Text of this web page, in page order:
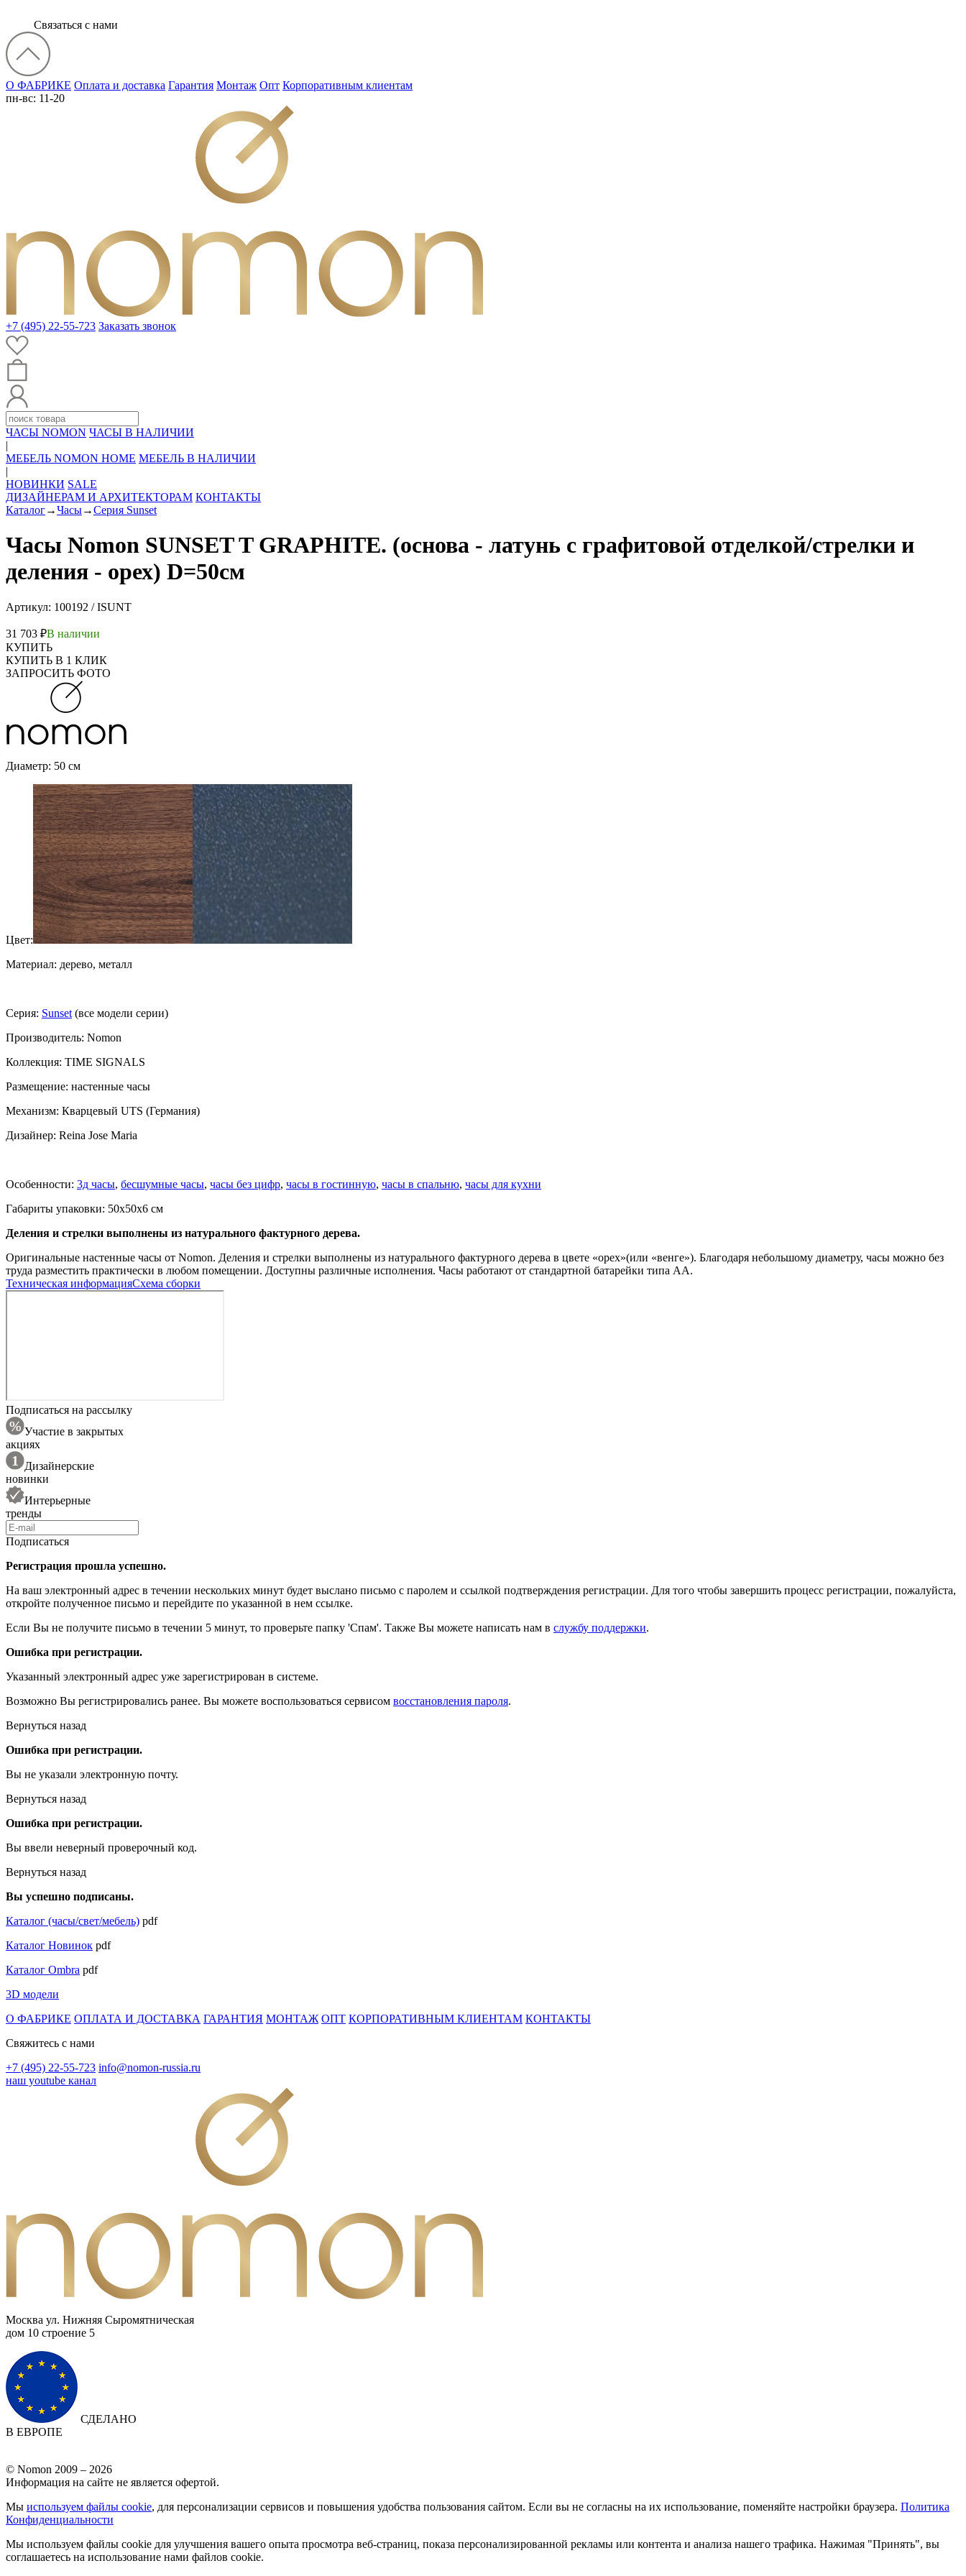
Связаться с нами
О ФАБРИКЕ Оплата и доставка Гарантия Монтаж Опт Корпоративным клиентам
пн-вс: 11-20
+7 (495) 22-55-723 Заказать звонок
ЧАСЫ NOMON ЧАСЫ В НАЛИЧИИ
|
МЕБЕЛЬ NOMON HOME МЕБЕЛЬ В НАЛИЧИИ
|
НОВИНКИ SALE
ДИЗАЙНЕРАМ И АРХИТЕКТОРАМ КОНТАКТЫ
Каталог→Часы→Серия Sunset
Часы Nomon SUNSET T GRAPHITE. (основа - латунь с графитовой отделкой/стрелки и
деления - орех) D=50см
Артикул: 100192 / ISUNT
31 703 ₽В наличии
КУПИТЬ
КУПИТЬ В 1 КЛИК
ЗАПРОСИТЬ ФОТО
Диаметр: 50 см
Цвет:
Материал: дерево, металл
Серия: Sunset (все модели серии)
Производитель: Nomon
Коллекция: TIME SIGNALS
Размещение: настенные часы
Механизм: Кварцевый UTS (Германия)
Дизайнер: Reina Jose Maria
Особенности: 3д часы, бесшумные часы, часы без цифр, часы в гостинную, часы в спальню, часы для кухни
Габариты упаковки: 50x50x6 см
Деления и стрелки выполнены из натурального фактурного дерева.
Оригинальные настенные часы от Nomon. Деления и стрелки выполнены из натурального фактурного дерева в цвете «орех»(или «венге»). Благодаря небольшому диаметру, часы можно без
труда разместить практически в любом помещении. Доступны различные исполнения. Часы работают от стандартной батарейки типа АА.
Техническая информацияСхема сборки
Подписаться на рассылку
Участие в закрытых
акциях
Дизайнерские
новинки
Интерьерные
тренды
Подписаться
Регистрация прошла успешно.
На ваш электронный адрес в течении нескольких минут будет выслано письмо с паролем и ссылкой подтверждения регистрации. Для того чтобы завершить процесс регистрации, пожалуйста,
откройте полученное письмо и перейдите по указанной в нем ссылке.
Если Вы не получите письмо в течении 5 минут, то проверьте папку 'Спам'. Также Вы можете написать нам в службу поддержки.
Ошибка при регистрации.
Указанный электронный адрес уже зарегистрирован в системе.
Возможно Вы регистрировались ранее. Вы можете воспользоваться сервисом восстановления пароля.
Вернуться назад
Ошибка при регистрации.
Вы не указали электронную почту.
Вернуться назад
Ошибка при регистрации.
Вы ввели неверный проверочный код.
Вернуться назад
Вы успешно подписаны.
Каталог (часы/свет/мебель) pdf
Каталог Новинок pdf
Каталог Ombra pdf
3D модели
О ФАБРИКЕ ОПЛАТА И ДОСТАВКА ГАРАНТИЯ МОНТАЖ ОПТ КОРПОРАТИВНЫМ КЛИЕНТАМ КОНТАКТЫ
Свяжитесь с нами
+7 (495) 22-55-723 info@nomon-russia.ru
наш youtube канал
Москва ул. Нижняя Сыромятническая
дом 10 cтроение 5
СДЕЛАНО
В ЕВРОПЕ
© Nomon 2009 – 2026
Информация на сайте не является офертой.
Мы используем файлы cookie, для персонализации сервисов и повышения удобства пользования сайтом. Если вы не согласны на их использование, поменяйте настройки браузера. Политика
Конфиденциальности
Мы используем файлы cookie для улучшения вашего опыта просмотра веб-страниц, показа персонализированной рекламы или контента и анализа нашего трафика. Нажимая "Принять", вы
соглашаетесь на использование нами файлов cookie.